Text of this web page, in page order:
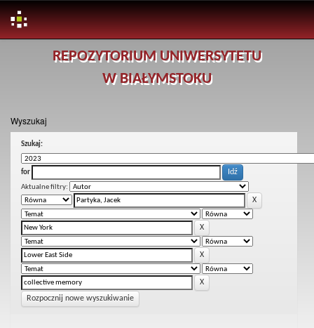
REPOZYTORIUM UNIWERSYTETU
W BIAŁYMSTOKU
Wyszukaj
Szukaj:
for
Aktualne filtry:
Rozpocznij nowe wyszukiwanie